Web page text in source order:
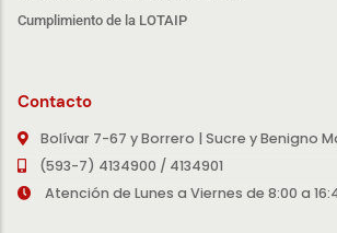
Cumplimiento de la LOTAIP
Contacto
Bolívar 7-67 y Borrero | Sucre y Benigno
(593-7) 4134900 / 4134901
Atención de Lunes a Viernes de 8:00 a